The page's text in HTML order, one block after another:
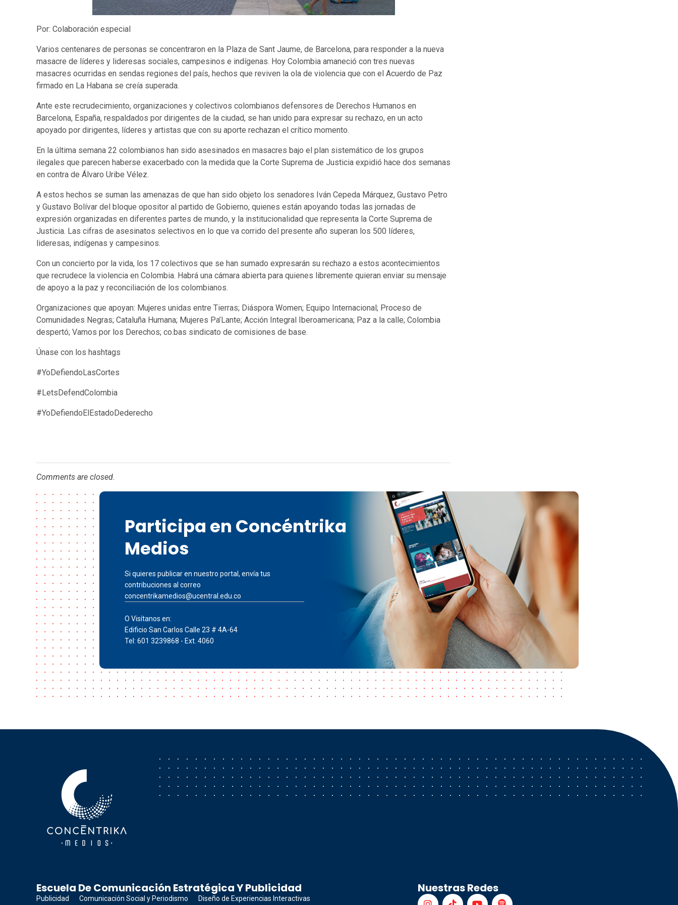
Por: Colaboración especial
Varios centenares de personas se concentraron en la Plaza de Sant Jaume, de Barcelona, para responder a la nueva
masacre de líderes y lideresas sociales, campesinos e indígenas. Hoy Colombia amaneció con tres nuevas
masacres ocurridas en sendas regiones del país, hechos que reviven la ola de violencia que con el Acuerdo de Paz
firmado en La Habana se creía superada.
Ante este recrudecimiento, organizaciones y colectivos colombianos defensores de Derechos Humanos en
Barcelona, España, respaldados por dirigentes de la ciudad, se han unido para expresar su rechazo, en un acto
apoyado por dirigentes, líderes y artistas que con su aporte rechazan el crítico momento.
En la última semana 22 colombianos han sido asesinados en masacres bajo el plan sistemático de los grupos
ilegales que parecen haberse exacerbado con la medida que la Corte Suprema de Justicia expidió hace dos semanas
en contra de Álvaro Uribe Vélez.
A estos hechos se suman las amenazas de que han sido objeto los senadores Iván Cepeda Márquez, Gustavo Petro
y Gustavo Bolívar del bloque opositor al partido de Gobierno, quienes están apoyando todas las jornadas de
expresión organizadas en diferentes partes de mundo, y la institucionalidad que representa la Corte Suprema de
Justicia. Las cifras de asesinatos selectivos en lo que va corrido del presente año superan los 500 líderes,
lideresas, indígenas y campesinos.
Con un concierto por la vida, los 17 colectivos que se han sumado expresarán su rechazo a estos acontecimientos
que recrudece la violencia en Colombia. Habrá una cámara abierta para quienes libremente quieran enviar su mensaje
de apoyo a la paz y reconciliación de los colombianos.
Organizaciones que apoyan: Mujeres unidas entre Tierras; Diáspora Women; Equipo Internacional; Proceso de
Comunidades Negras; Cataluña Humana; Mujeres Pa’Lante; Acción Integral Iberoamericana; Paz a la calle; Colombia
despertó; Vamos por los Derechos; co.bas sindicato de comisiones de base.
Únase con los hashtags
#YoDefiendoLasCortes
#LetsDefendColombia
#YoDefiendoElEstadoDederecho
Comments are closed.
Participa en Concéntrika
Medios
Si quieres publicar en nuestro portal, envía tus
contribuciones al correo
concentrikamedios@ucentral.edu.co
O Visítanos en:
Edificio San Carlos Calle 23 # 4A-64
Tel: 601 3239868 - Ext. 4060
Escuela De Comunicación Estratégica Y Publicidad
Publicidad Comunicación Social y Periodismo Diseño de Experiencias Interactivas
Nuestras Redes